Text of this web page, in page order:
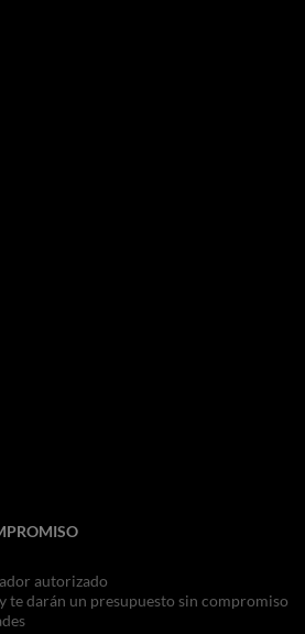
autorizado
te darán un presupuesto sin compromiso